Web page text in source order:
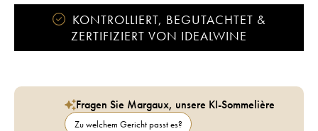
KONTROLLIERT, BEGUTACHTET &
ZERTIFIZIERT VON IDEALWINE
Fragen Sie Margaux, unsere KI-Sommelière
Zu welchem Gericht passt es?